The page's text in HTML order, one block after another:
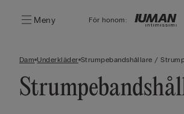
Meny För honom:
Dam Underkläder Strumpebandshållare /